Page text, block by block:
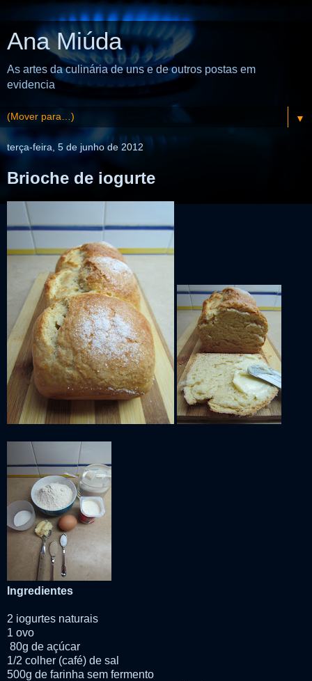
Ana Miúda
As artes da culinária de uns e de outros postas em
evidencia
▼
terça-feira, 5 de junho de 2012
Brioche de iogurte
Ingredientes
2 iogurtes naturais
1 ovo
80g de açúcar
1/2 colher (café) de sal
500g de farinha sem fermento